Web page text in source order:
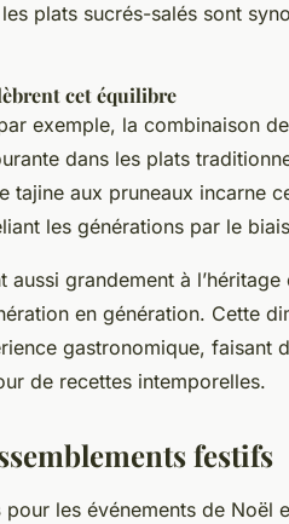
plats sucrés-salés sont
cet équilibre
exemple, la combinaison
dans les plats
tajine aux pruneaux incarne
les générations par le
aussi grandement à
en génération. Cette
gastronomique, faisant
de recettes intemporelles.
festifs
pour les événements de Noël